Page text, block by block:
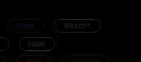
Geld
Gezicht
Haar